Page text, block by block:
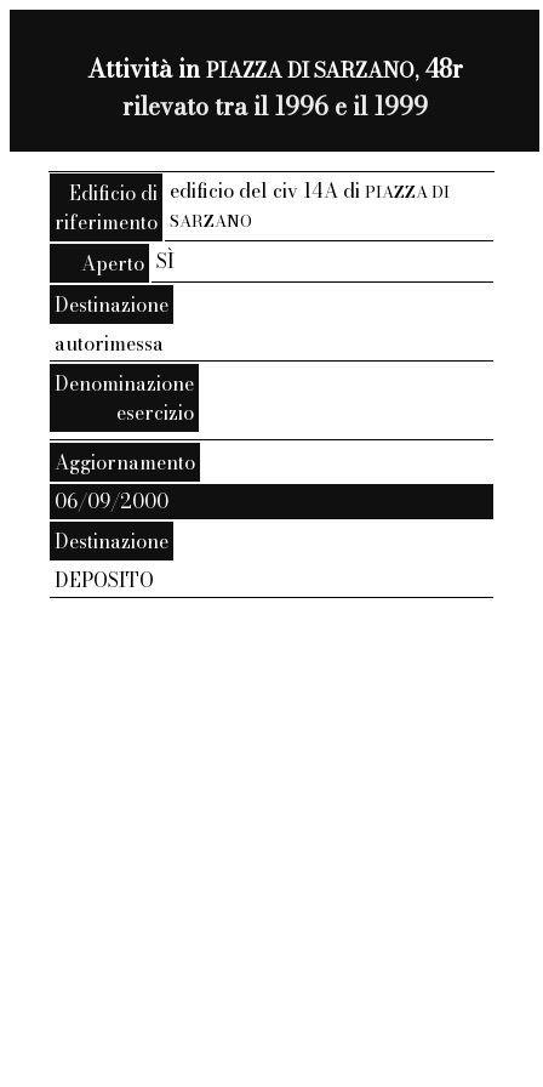
Attività inPIAZZA DI SARZANO,48r
rilevato tra il 1996 e il 1999
Edificio di
riferimento
edificio del civ 14A diPIAZZA DI
SARZANO
Aperto SÌ
Destinazione
autorimessa
Denominazione
esercizio
Aggiornamento
06/09/2000
Destinazione
DEPOSITO